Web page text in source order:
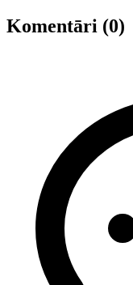
Komentāri (0)